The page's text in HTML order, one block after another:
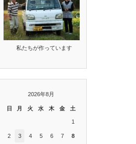
私たちが作っています
2026年8月
日 月 火 水 木 金 土
1
2 3 4 5 6 7 8